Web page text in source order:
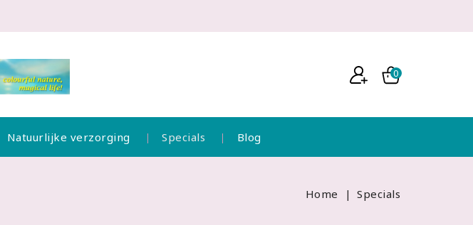
0
Natuurlijke verzorging Specials Blog
Home Specials